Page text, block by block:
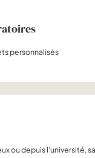
personnalisés
ou depuis l’université,